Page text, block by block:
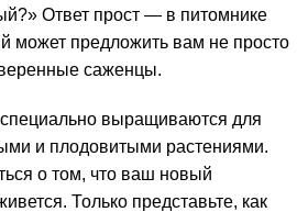
Ответ прост — в питомнике
может предложить вам не просто
саженцы.
выращиваются для
и плодовитыми растениями.
о том, что ваш новый
Только представьте, как